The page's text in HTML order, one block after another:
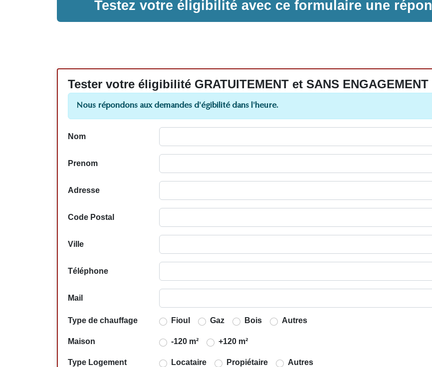
Testez votre éligibilité avec ce formulaire une
Tester votre éligibilité GRATUITEMENT et SANS ENGAGEMENT
Nous répondons aux demandes d'égibilité dans l'heure.
Nom
Prenom
Adresse
Code Postal
Ville
Téléphone
Mail
Type de chauffage Fioul Gaz Bois Autres
Maison -120 m² +120 m²
Type Logement Locataire Propiétaire Autres